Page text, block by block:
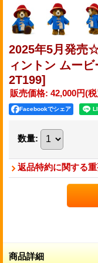
2025年5月発売
ィントン ムー
2T199]
販売価格: 42,000円(
Facebookでシェア
数量:
返品特約に関する
商品詳細